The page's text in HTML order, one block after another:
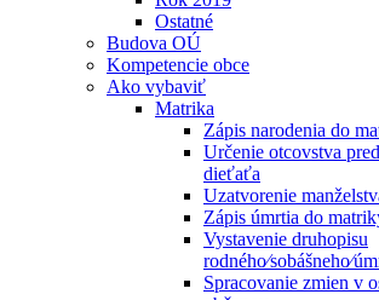
Ostatné
Budova OÚ
Kompetencie obce
Ako vybaviť
Matrika
Zápis narodenia do
Určenie otcovstva
dieťaťa
Uzatvorenie
Zápis úmrtia do
Vystavenie druhopisu
Spracovanie zmien v